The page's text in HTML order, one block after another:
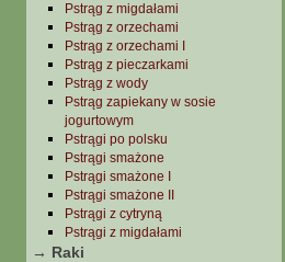
Pstrąg z migdałami
Pstrąg z orzechami
Pstrąg z orzechami I
Pstrąg z pieczarkami
Pstrąg z wody
Pstrąg zapiekany w sosie
jogurtowym
Pstrągi po polsku
Pstrągi smażone
Pstrągi smażone I
Pstrągi smażone II
Pstrągi z cytryną
Pstrągi z migdałami
→ Raki